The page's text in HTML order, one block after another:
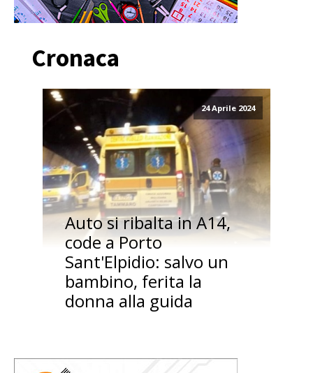
Cronaca
24 Aprile 2024
Auto si ribalta in A14,
code a Porto
Sant'Elpidio: salvo un
bambino, ferita la
donna alla guida